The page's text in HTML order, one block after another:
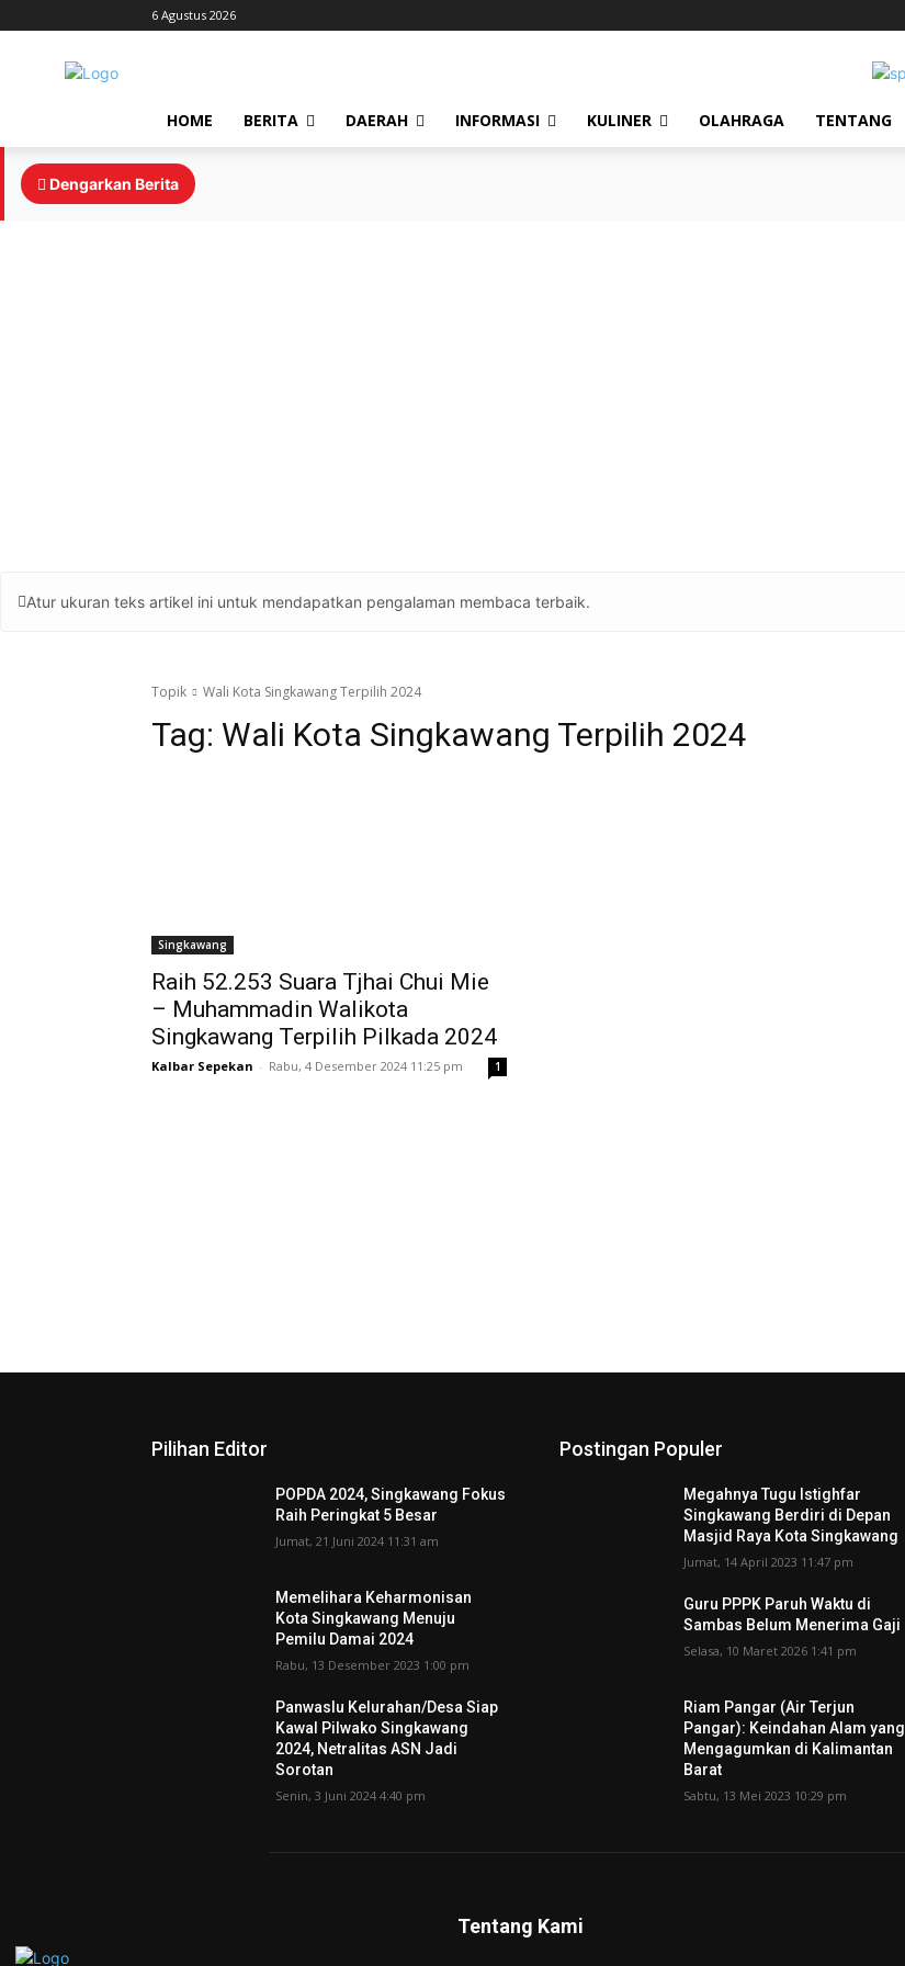
6 Agustus 2026
HOME BERITA DAERAH INFORMASI KULINER OLAHRAGA TENTANG
Dengarkan Berita
Atur ukuran teks artikel ini untuk mendapatkan pengalaman membaca terbaik.
Topik Wali Kota Singkawang Terpilih 2024
Tag: Wali Kota Singkawang Terpilih 2024
Singkawang
Raih 52.253 Suara Tjhai Chui Mie
– Muhammadin Walikota
Singkawang Terpilih Pilkada 2024
Kalbar Sepekan - Rabu, 4 Desember 2024 11:25 pm 1
Pilihan Editor
POPDA 2024, Singkawang Fokus
Raih Peringkat 5 Besar
Jumat, 21 Juni 2024 11:31 am
Memelihara Keharmonisan
Kota Singkawang Menuju
Pemilu Damai 2024
Rabu, 13 Desember 2023 1:00 pm
Panwaslu Kelurahan/Desa Siap
Kawal Pilwako Singkawang
2024, Netralitas ASN Jadi
Sorotan
Senin, 3 Juni 2024 4:40 pm
Postingan Populer
Megahnya Tugu Istighfar
Singkawang Berdiri di Depan
Masjid Raya Kota Singkawang
Jumat, 14 April 2023 11:47 pm
Guru PPPK Paruh Waktu di
Sambas Belum Menerima Gaji
Selasa, 10 Maret 2026 1:41 pm
Riam Pangar (Air Terjun
Pangar): Keindahan Alam yang
Mengagumkan di Kalimantan
Barat
Sabtu, 13 Mei 2023 10:29 pm
Tentang Kami